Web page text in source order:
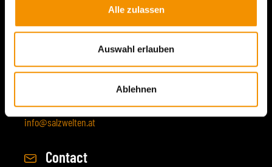
Alle zulassen
Auswahl erlauben
Ablehnen
Salzwelten GmbH
Salzbergstraße 21
+43 (0) 6132 200 2400
info@salzwelten.at
Contact